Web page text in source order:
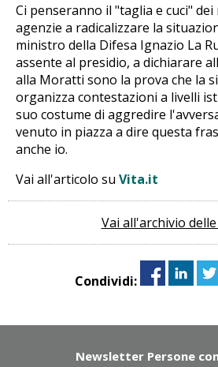
Ci penseranno il "taglia e cuci" dei
agenzie a radicalizzare la
ministro della Difesa Ignazio La
assente al presidio, a dichiarare
alla Moratti sono la prova che la
organizza contestazioni a livelli
suo costume di aggredire
venuto in piazza a dire questa
anche io.
Vai all'articolo su Vita.it
Vai all'archivio
Condividi:
Newsletter Persone